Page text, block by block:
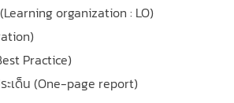
organization : LO)
Practice)
ะเด็น (One-page report)